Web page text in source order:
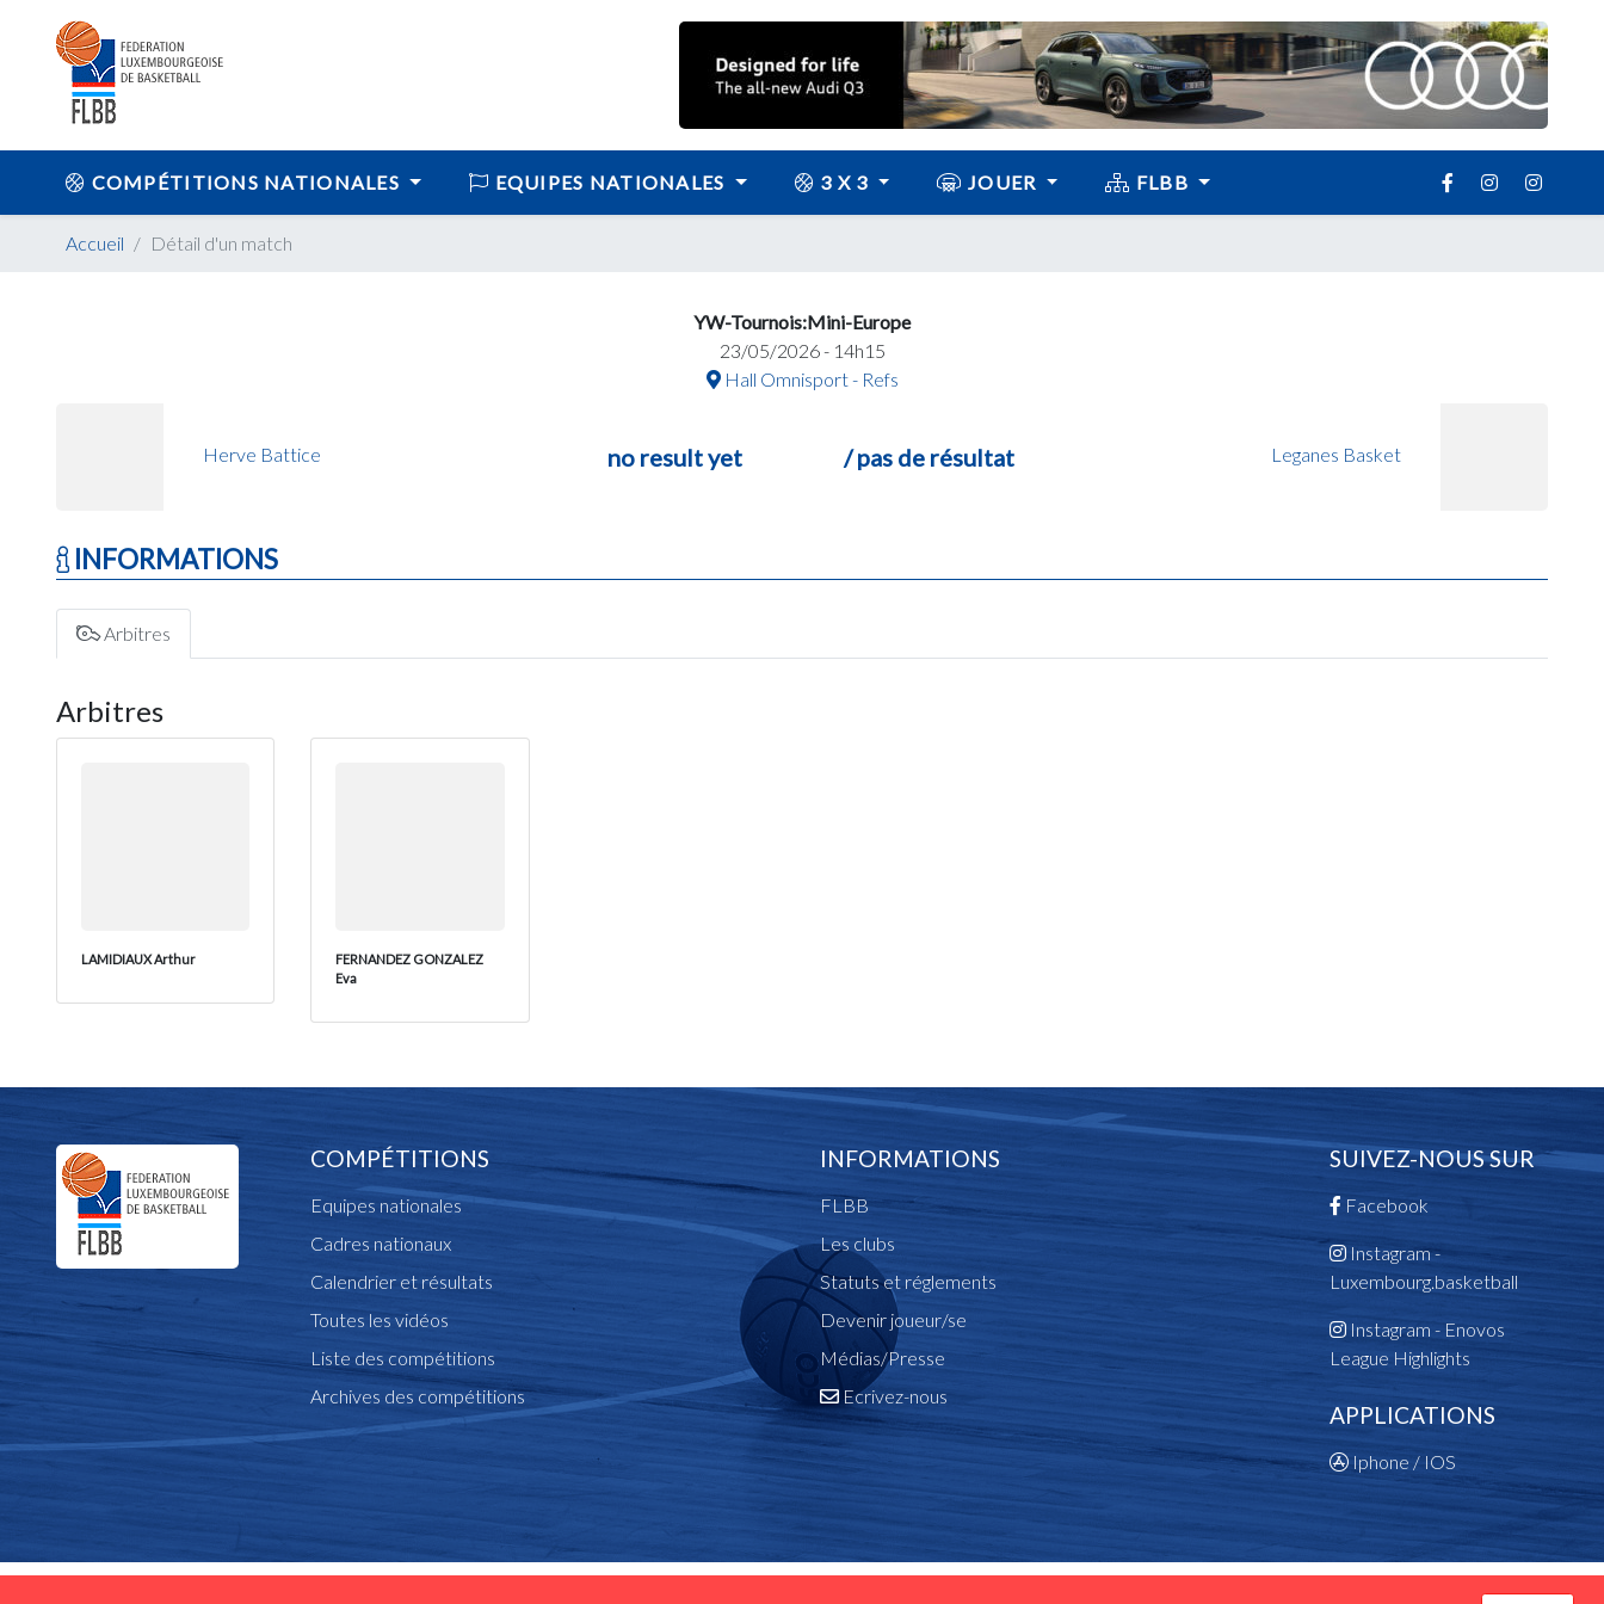
COMPÉTITIONS NATIONALES EQUIPES NATIONALES 3 X 3 JOUER FLBB
Accueil Détail d'un match
YW-Tournois:Mini-Europe
23/05/2026 - 14h15
Hall Omnisport - Refs
Herve Battice no result yet / pas de résultat Leganes Basket
INFORMATIONS
Arbitres
Arbitres
LAMIDIAUX Arthur
FERNANDEZ GONZALEZ
Eva
COMPÉTITIONS
Equipes nationales
Cadres nationaux
Calendrier et résultats
Toutes les vidéos
Liste des compétitions
Archives des compétitions
INFORMATIONS
FLBB
Les clubs
Statuts et réglements
Devenir joueur/se
Médias/Presse
Ecrivez-nous
SUIVEZ-NOUS SUR
Facebook
Instagram -
Luxembourg.basketball
Instagram - Enovos
League Highlights
APPLICATIONS
Iphone / IOS